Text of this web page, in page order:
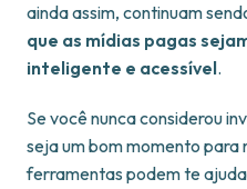
ainda assim, continuam
que as mídias pagas
inteligente e acessível.
Se você nunca considerou
seja um bom momento para
ferramentas podem te